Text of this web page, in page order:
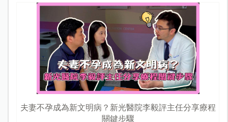
夫妻不孕成為新文明病？新光醫院李毅評主任分享療程
關鍵步驟